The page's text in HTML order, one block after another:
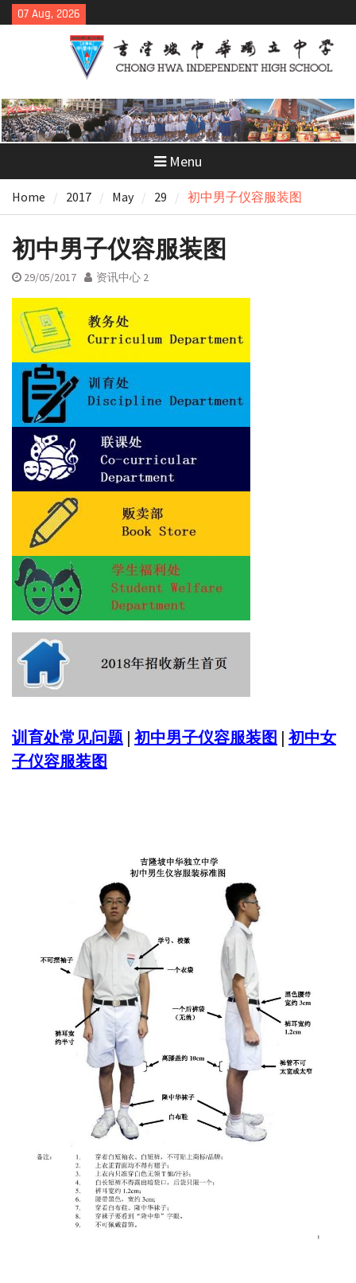
Skip
to
07 Aug, 2026
Menu
Home 2017 May 29 初中男子仪容服装图
初中男子仪容服装图
29/05/2017 资讯中心 2
训育处常见问题 | 初中男子仪容服装图 | 初中女
子仪容服装图